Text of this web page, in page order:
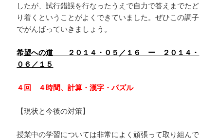
したが、試行錯誤を行なったうえで自力で答えまでたど
り着くということがよくできていました。ぜひこの調子
でがんばっていきましょう。
希望への道 ２０１４・０５／１６ ー ２０１４・
０６／１５
４回 ４時間、計算・漢字・パズル
【現状と今後の対策】
授業中の学習については非常によく頑張って取り組んで